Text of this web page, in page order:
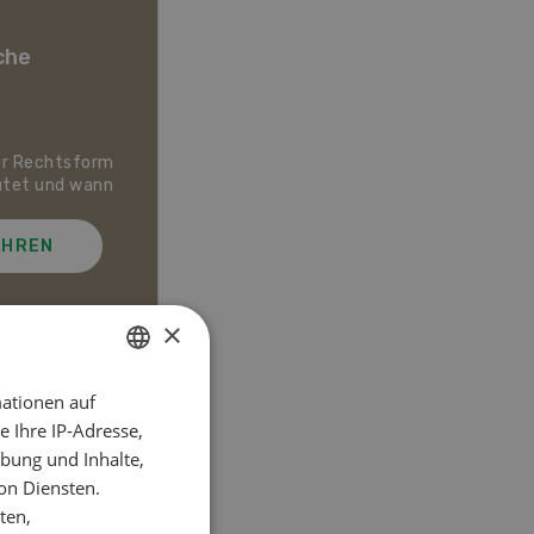
Rechtsform
und wann
FRENCH
×
auf
Ihre IP-Adresse,
und Inhalte,
Diensten.